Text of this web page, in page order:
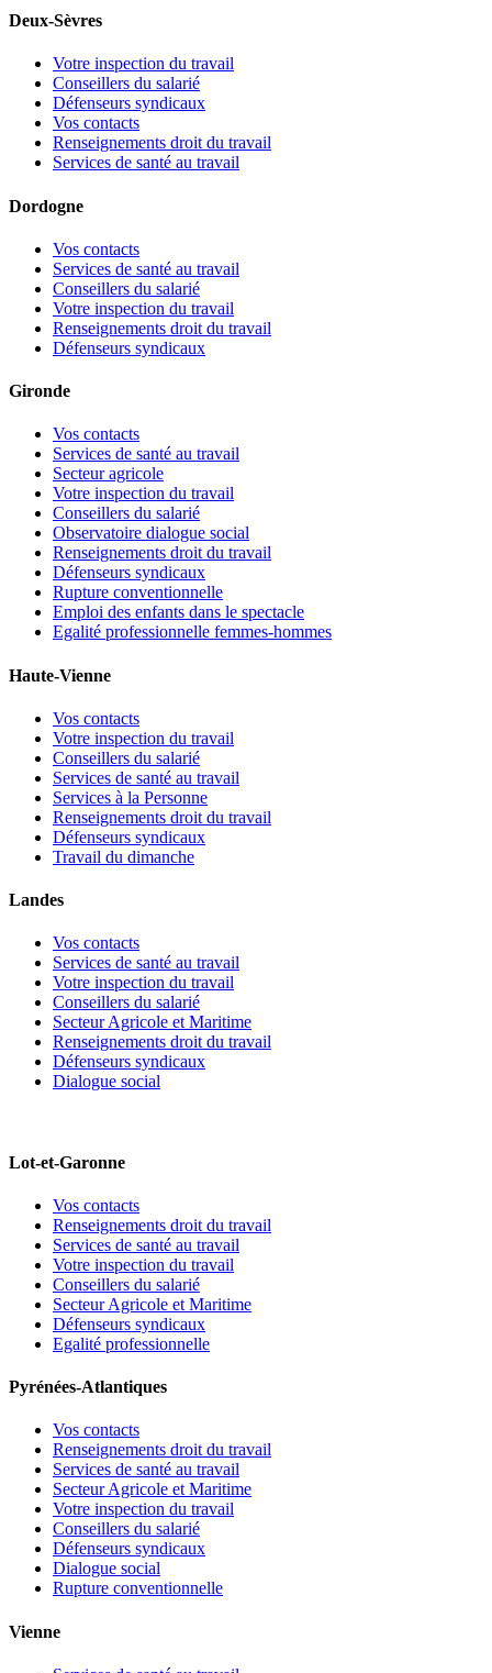
Deux-Sèvres
Votre inspection du travail
Conseillers du salarié
Défenseurs syndicaux
Vos contacts
Renseignements droit du travail
Services de santé au travail
Dordogne
Vos contacts
Services de santé au travail
Conseillers du salarié
Votre inspection du travail
Renseignements droit du travail
Défenseurs syndicaux
Gironde
Vos contacts
Services de santé au travail
Secteur agricole
Votre inspection du travail
Conseillers du salarié
Observatoire dialogue social
Renseignements droit du travail
Défenseurs syndicaux
Rupture conventionnelle
Emploi des enfants dans le spectacle
Egalité professionnelle femmes-hommes
Haute-Vienne
Vos contacts
Votre inspection du travail
Conseillers du salarié
Services de santé au travail
Services à la Personne
Renseignements droit du travail
Défenseurs syndicaux
Travail du dimanche
Landes
Vos contacts
Services de santé au travail
Votre inspection du travail
Conseillers du salarié
Secteur Agricole et Maritime
Renseignements droit du travail
Défenseurs syndicaux
Dialogue social
Lot-et-Garonne
Vos contacts
Renseignements droit du travail
Services de santé au travail
Votre inspection du travail
Conseillers du salarié
Secteur Agricole et Maritime
Défenseurs syndicaux
Egalité professionnelle
Pyrénées-Atlantiques
Vos contacts
Renseignements droit du travail
Services de santé au travail
Secteur Agricole et Maritime
Votre inspection du travail
Conseillers du salarié
Défenseurs syndicaux
Dialogue social
Rupture conventionnelle
Vienne